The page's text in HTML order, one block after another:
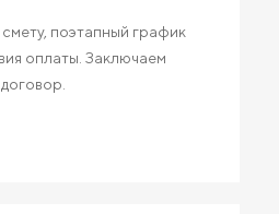
поэтапный график
оплаты. Заключаем
договор.